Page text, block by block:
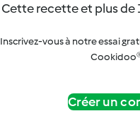
Cette recette et plus de
Inscrivez-vous à notre essai
Créer un